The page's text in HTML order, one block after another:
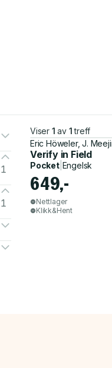
1
1
Viser 1 av 1 treff
Eric Höweler, J.
Verify in Field
Pocket| Engelsk
649,-
Nettlager
Klikk&Hent